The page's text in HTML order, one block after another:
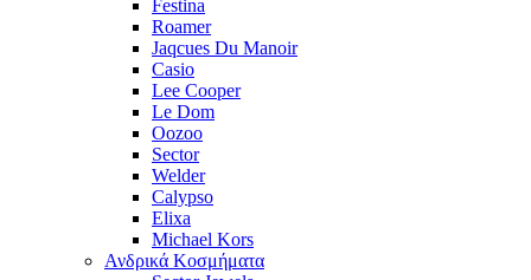
Festina
Roamer
Jaqcues Du Manoir
Casio
Lee Cooper
Le Dom
Oozoo
Sector
Welder
Calypso
Elixa
Michael Kors
Ανδρικά Κοσμήματα